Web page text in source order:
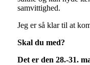
samvittighed.
Jeg er så klar til at
Skal du med?
Det er den 28.-31.